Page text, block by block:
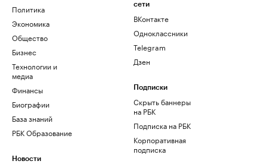
Политика
Экономика
Общество
Бизнес
Технологии и
медиа
Финансы
Биографии
База знаний
РБК Образование
Новости
сети
ВКонтакте
Одноклассники
Telegram
Дзен
Подписки
Скрыть баннеры
на РБК
Подписка на РБК
Корпоративная
подписка